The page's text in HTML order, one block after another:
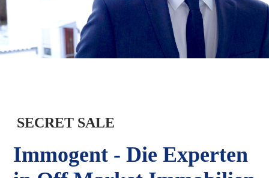
SECRET SALE
Immogent - Die Experten